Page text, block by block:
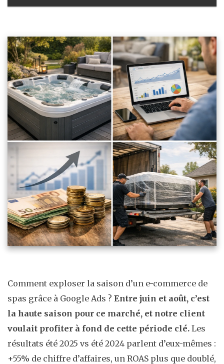
Comment exploser la saison d’un e-commerce de
spas grâce à Google Ads ? Entre juin et août, c’est
la haute saison pour ce marché, et notre client
voulait profiter à fond de cette période clé. Les
résultats été 2025 vs été 2024 parlent d’eux-mêmes :
+55% de chiffre d’affaires, un ROAS plus que doublé,